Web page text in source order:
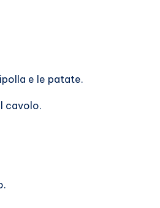
e le patate.
cavolo.